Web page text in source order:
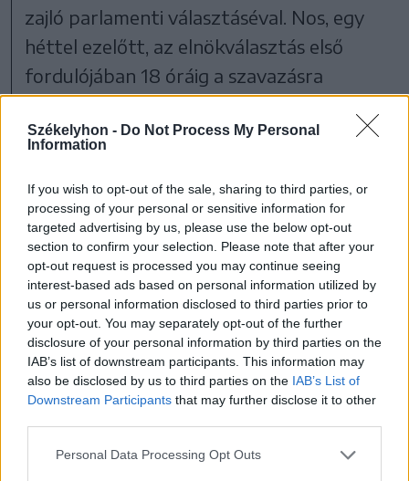
Székelyhon - Do Not Process My Personal
Information
If you wish to opt-out of the sale, sharing to third parties, or
processing of your personal or sensitive information for
targeted advertising by us, please use the below opt-out
section to confirm your selection. Please note that after your
opt-out request is processed you may continue seeing
interest-based ads based on personal information utilized by
us or personal information disclosed to third parties prior to
your opt-out. You may separately opt-out of the further
disclosure of your personal information by third parties on the
IAB’s list of downstream participants. This information may
also be disclosed by us to third parties on the IAB’s List of
Downstream Participants that may further disclose it to other
Personal Data Processing Opt Outs
zajló parlamenti választáséval. Nos, egy
héttel ezelőtt, az elnökválasztás első
fordulójában 18 óráig a szavazásra
jogosultak 45,85 százaléka adta le a
voksát, azaz 8 257 871 szavazópolgár.
Hargita megyében 18
óráig a választók 51,96
százaléka adta le
szavazatát, Maros
megyében a
szavazópolgárok 44,25
százaléka voksolt, míg
Kovászna megyében 47,72